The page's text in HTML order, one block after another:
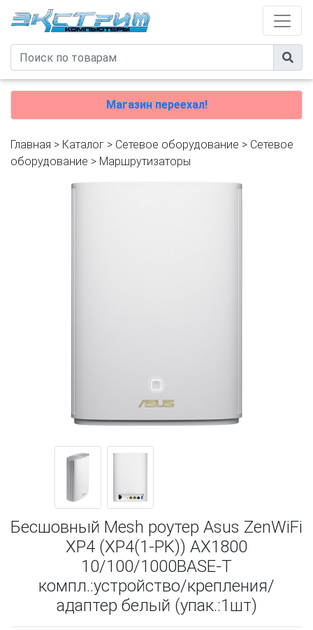
Магазин переехал!
Главная > Каталог > Сетевое оборудование > Cетевое
оборудование > Маршрутизаторы
Бесшовный Mesh роутер Asus ZenWiFi
XP4 (XP4(1-PK)) AX1800
10/100/1000BASE-T
компл.:устройство/крепления/
адаптер белый (упак.:1шт)